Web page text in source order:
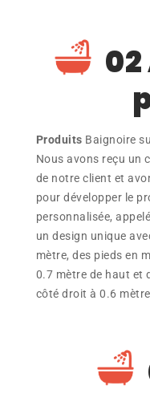
Produits Baignoire
Nous avons reçu un
de notre client et
pour développer le
personnalisée,
un design unique
mètre, des pieds en
0.7 mètre de haut et
côté droit à 0.6